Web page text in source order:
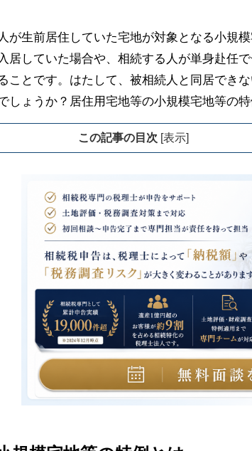
が生前居住していた宅地が対象となる小規
居していた場合や、相続する人が単身赴任
ことです。はたして、被相続人と同居でき
しょうか？居住用宅地等の小規模宅地等の
この記事の目次 [表示]